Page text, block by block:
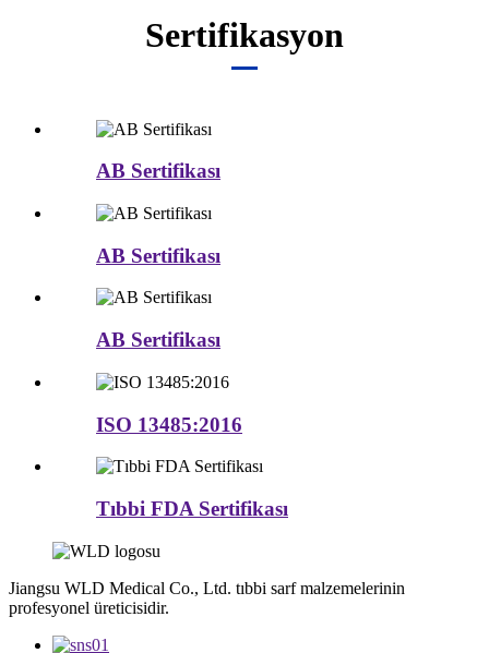
Sertifikasyon
AB Sertifikası
AB Sertifikası
AB Sertifikası
ISO 13485:2016
Tıbbi FDA Sertifikası
Jiangsu WLD Medical Co., Ltd. tıbbi sarf malzemelerinin
profesyonel üreticisidir.